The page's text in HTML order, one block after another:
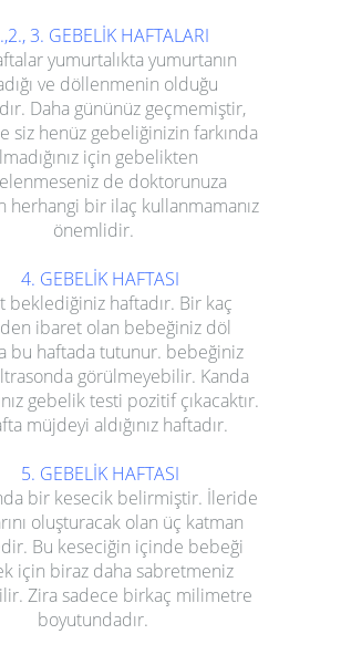
3. GEBELİK HAFTALARI
yumurtalıkta yumurtanın
ve döllenmenin olduğu
Daha gününüz geçmemiştir,
siz henüz gebeliğinizin farkında
için gebelikten
de doktorunuza
herhangi bir ilaç kullanmamanız
önemlidir.
4. GEBELİK HAFTASI
beklediğiniz haftadır. Bir kaç
ibaret olan bebeğiniz döl
bu haftada tutunur. bebeğiniz
görülmeyebilir. Kanda
gebelik testi pozitif çıkacaktır.
müjdeyi aldığınız haftadır.
5. GEBELİK HAFTASI
bir kesecik belirmiştir. İleride
oluşturacak olan üç katman
Bu keseciğin içinde bebeği
için biraz daha sabretmeniz
Zira sadece birkaç milimetre
boyutundadır.